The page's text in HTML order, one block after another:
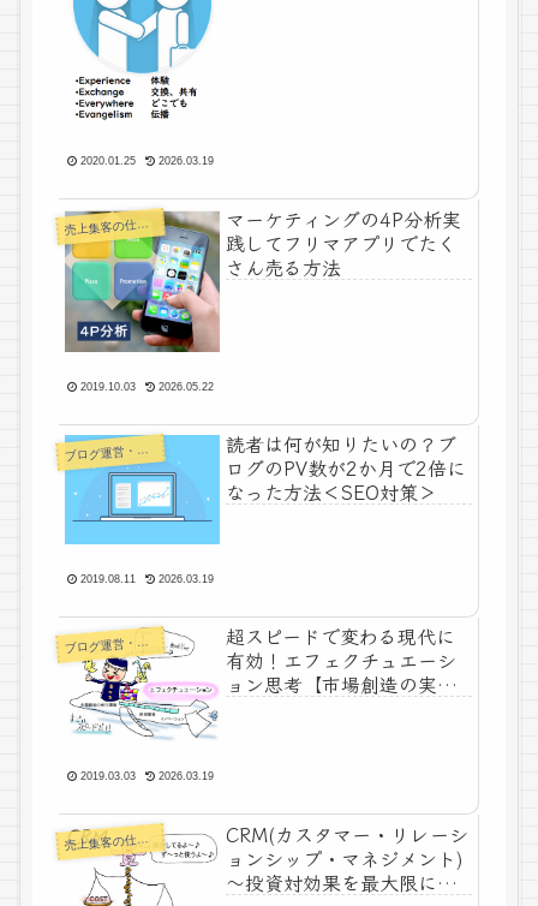
2020.01.25 2026.03.19
売上集客の仕組みづくり
マーケティングの4P分析実
践してフリマアプリでたく
さん売る方法
2019.10.03 2026.05.22
ブ ログ運営・よもやま
読者は何が知りたいの？ブ
ログのPV数が2か月で2倍に
なった方法＜SEO対策＞
2019.08.11 2026.03.19
ブ ログ運営・よもやま
超スピードで変わる現代に
有効！エフェクチュエーシ
ョン思考【市場創造の実行
2019.03.03 2026.03.19
売上集客の仕組みづくり
CRM(カスタマー・リレーシ
ョンシップ・マネジメント)
～投資対効果を最大限にす